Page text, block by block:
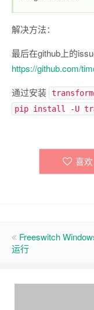
解决方法：
最后在github上的
https://github.com/
通过安装
pip install -U
喜
Freeswitch
运行